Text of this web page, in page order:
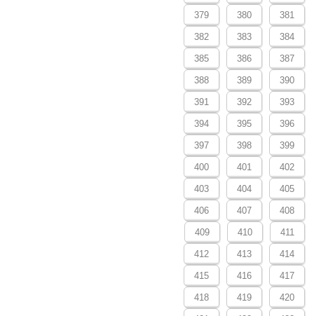
379 380 381
382 383 384
385 386 387
388 389 390
391 392 393
394 395 396
397 398 399
400 401 402
403 404 405
406 407 408
409 410 411
412 413 414
415 416 417
418 419 420